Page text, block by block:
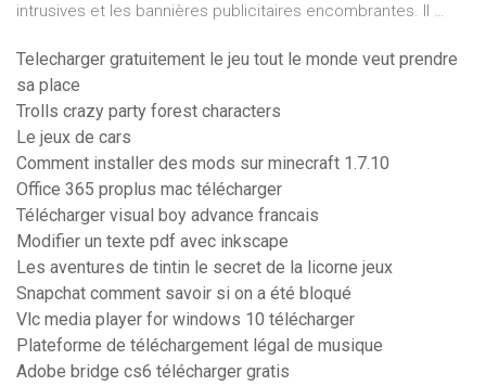
intrusives et les bannières publicitaires encombrantes. Il …
Telecharger gratuitement le jeu tout le monde veut prendre
sa place
Trolls crazy party forest characters
Le jeux de cars
Comment installer des mods sur minecraft 1.7.10
Office 365 proplus mac télécharger
Télécharger visual boy advance francais
Modifier un texte pdf avec inkscape
Les aventures de tintin le secret de la licorne jeux
Snapchat comment savoir si on a été bloqué
Vlc media player for windows 10 télécharger
Plateforme de téléchargement légal de musique
Adobe bridge cs6 télécharger gratis